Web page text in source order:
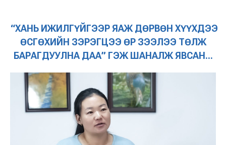
“ХАНЬ ИЖИЛГҮЙГЭЭР ЯАЖ ДӨРВӨН ХҮҮХДЭЭ
ӨСГӨХИЙН ЗЭРЭГЦЭЭ ӨР ЗЭЭЛЭЭ ТӨЛЖ
БАРАГДУУЛНА ДАА” ГЭЖ ШАНАЛЖ ЯВСАН...